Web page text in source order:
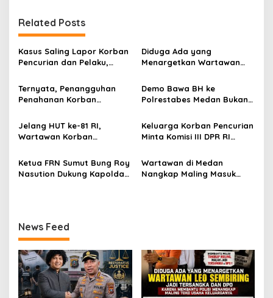
g
a
s
i
p
o
s
Related Posts
Kasus Saling Lapor Korban
Pencurian dan Pelaku,
Nasution Minta
Kapolrestabes Medan
larut
Diduga Ada yang
Menargetkan Wartawan
Tersangka dan Dpo Karena
Membantu Polisi
Ternyata, Penangguhan
Penahanan Korban
di Polrestabes Medan
Setelah Membantu Polisi
RI Bapak Habiburokhman
Demo Bawa BH ke
Polrestabes Medan Bukan
Pun, Melainkan Simbol Kritik
dan Rasa Kecewa
Medan
Jelang HUT ke-81 RI,
Wartawan Korban
Polisi Menangkap Pelaku
Jadi Tersangka Berharap
Perhatian Presiden
Keluarga Korban Pencurian
Minta Komisi III DPR RI
Laporan Dugaan Penipuan
Bermodus Surat
Perdamaian dan Dugaan
Ketua FRN Sumut Bung Roy
Nasution Dukung Kapolda
Wartawan di Medan
Nangkap Maling Masuk
News Feed